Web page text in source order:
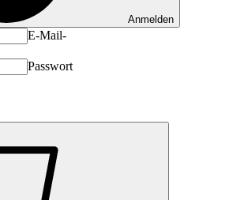
Anmelden
E-Mail-
Passwort